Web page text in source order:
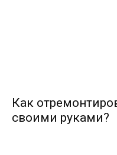
Как
своими руками?